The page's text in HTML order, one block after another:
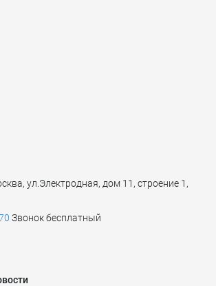
, ул.Электродная, дом 11, строение 1,
Звонок бесплатный